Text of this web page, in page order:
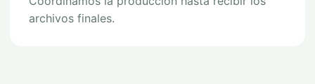
archivos finales.